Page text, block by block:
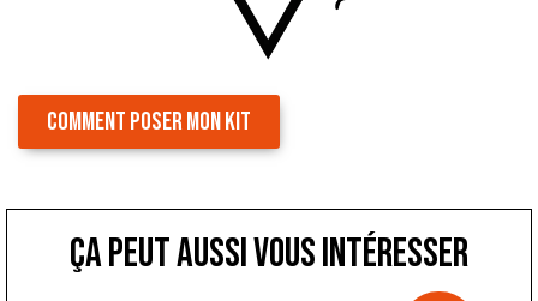
COMMENT POSER MON KIT
ça peut aussi vous intéresser